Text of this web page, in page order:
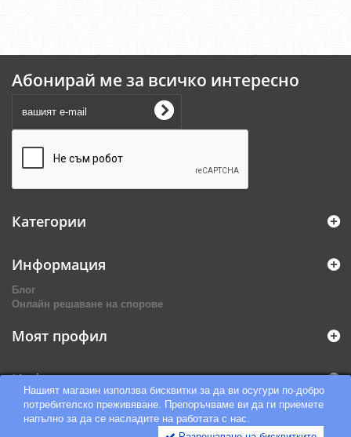
Нашият магазин използва бисквитки за да ви осугури по-добро
потребителско преживяване. Препоръчваме ви да ги приемете
напълно за да се насладите на работата с нас.
Абонирай ме за всичко интересно
Категории
Информация
Блог
Онлайн решаване на спорове
Моят профил
Информация за магазина